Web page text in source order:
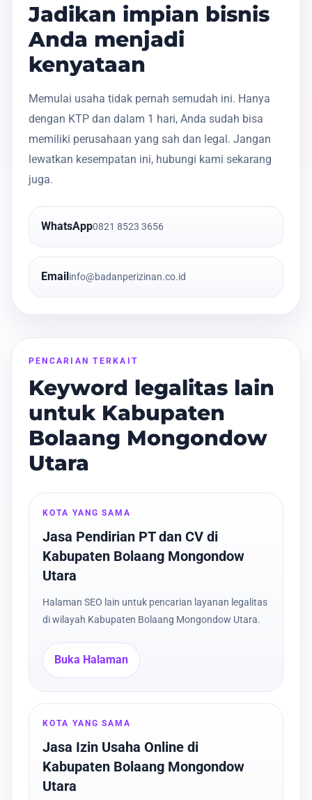
Jadikan impian bisnis
Anda menjadi
kenyataan
Memulai usaha tidak pernah semudah ini. Hanya
dengan KTP dan dalam 1 hari, Anda sudah bisa
memiliki perusahaan yang sah dan legal. Jangan
lewatkan kesempatan ini, hubungi kami sekarang
juga.
WhatsApp0821 8523 3656
Email info@badanperizinan.co.id
PENCARIAN TERKAIT
Keyword legalitas lain
untuk Kabupaten
Bolaang Mongondow
Utara
KOTA YANG SAMA
Jasa Pendirian PT dan CV di
Kabupaten Bolaang Mongondow
Utara
Halaman SEO lain untuk pencarian layanan legalitas
di wilayah Kabupaten Bolaang Mongondow Utara.
Buka Halaman
KOTA YANG SAMA
Jasa Izin Usaha Online di
Kabupaten Bolaang Mongondow
Utara